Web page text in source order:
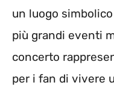
un luogo
più grandi eventi
concerto
per i fan di vivere